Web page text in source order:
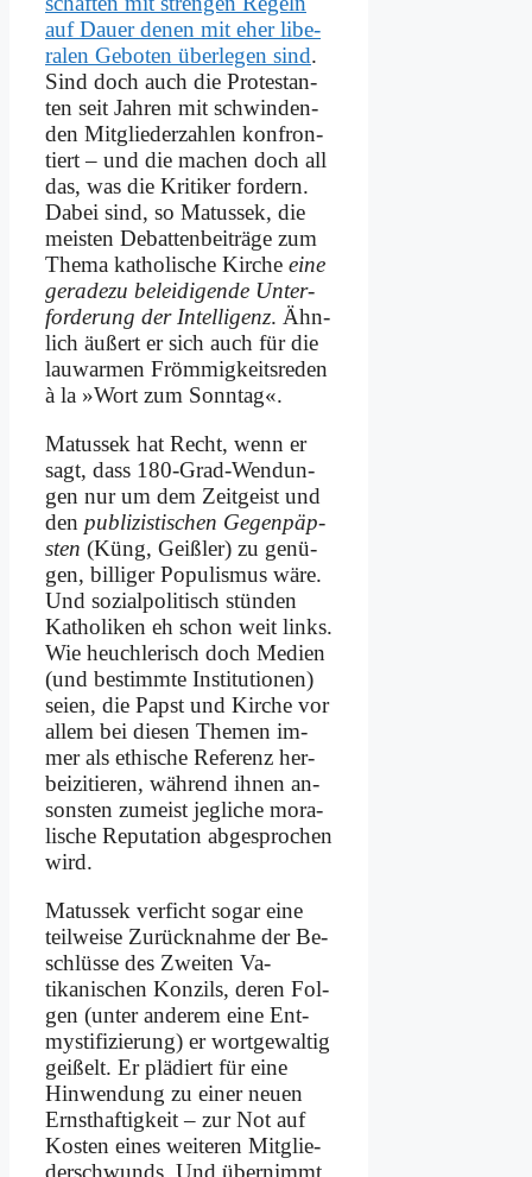
auf Dau­er de­nen mit eher li­be­
ra­len Ge­bo­ten über­le­gen sind.
Sind doch auch die Pro­te­stan­
ten seit Jah­ren mit schwin­den­
den Mit­glie­der­zah­len kon­fron­
tiert – und die ma­chen doch all
das, was die Kri­ti­ker for­dern.
Da­bei sind, so Ma­tus­sek, die
mei­sten De­bat­ten­bei­trä­ge zum
The­ma ka­tho­li­sche Kir­che ei­ne
ge­ra­de­zu be­lei­di­gen­de Un­ter­
for­de­rung der In­tel­li­genz. Ähn­
lich äu­ßert er sich auch für die
lau­war­men Fröm­mig­keits­re­den
à la »Wort zum Sonn­tag«.
Ma­tus­sek hat Recht, wenn er
sagt, dass 180-Grad-Wen­dun­
gen nur um dem Zeit­geist und
den pu­bli­zi­sti­schen Ge­gen­päp­
sten (Küng, Geiß­ler) zu ge­nü­
gen, bil­li­ger Po­pu­lis­mus wä­re.
Und so­zi­al­po­li­tisch stün­den
Ka­tho­li­ken eh schon weit links.
Wie heuch­le­risch doch Me­di­en
(und be­stimm­te In­sti­tu­tio­nen)
sei­en, die Papst und Kir­che vor
al­lem bei die­sen The­men im­
mer als ethi­sche Re­fe­renz her­
bei­zi­tie­ren, wäh­rend ih­nen an­
son­sten zu­meist jeg­li­che mo­ra­
li­sche Re­pu­ta­ti­on ab­ge­spro­chen
wird.
Ma­tus­sek ver­ficht so­gar ei­ne
teil­wei­se Zu­rück­nah­me der Be­
schlüs­se des Zwei­ten Va­
tikanischen Kon­zils, de­ren Fol­
gen (un­ter an­de­rem ei­ne Ent­
my­sti­fi­zie­rung) er wortge­waltig
gei­ßelt. Er plä­diert für ei­ne
Hin­wen­dung zu ei­ner neu­en
Ernst­haf­tig­keit – zur Not auf
Ko­sten ei­nes wei­te­ren Mit­glie­
der­schwunds. Und über­nimmt